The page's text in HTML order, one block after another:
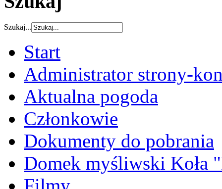
Szukaj...
Start
Administrator strony-
Aktualna pogoda
Członkowie
Dokumenty do pobrania
Domek myśliwski Koła